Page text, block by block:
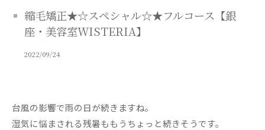
縮毛矯正★☆スペシャル☆★フルコース【銀
座・美容室WISTERIA】
2022/09/24
台風の影響で雨の日が続きますね。
湿気に悩まされる残暑ももうちょっと続きそうです。